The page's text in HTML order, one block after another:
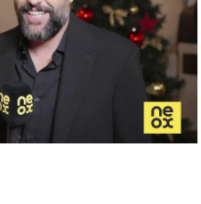
de 2023, 15:23